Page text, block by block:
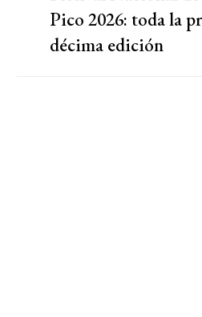
Pico 2026: toda la
décima edición